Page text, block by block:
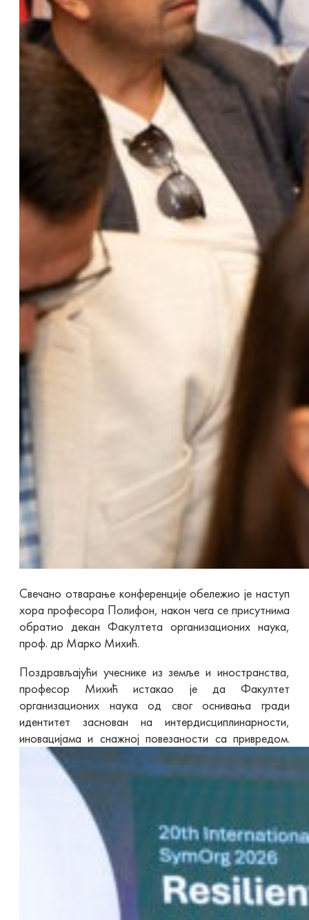
Свечано отварање конференције обележио је наступ
хора професора Полифон, након чега се присутнима
обратио декан Факултета организационих наука,
проф. др Марко Михић.
Поздрављајући учеснике из земље и иностранства,
професор Михић истакао је да Факултет
организационих наука од свог оснивања гради
идентитет заснован на интердисциплинарности,
иновацијама и снажној повезаности са привредом.